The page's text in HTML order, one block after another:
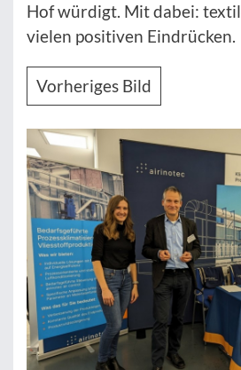
Hof würdigt. Mit dabei:
vielen positiven Eindrücken.
Vorheriges Bild